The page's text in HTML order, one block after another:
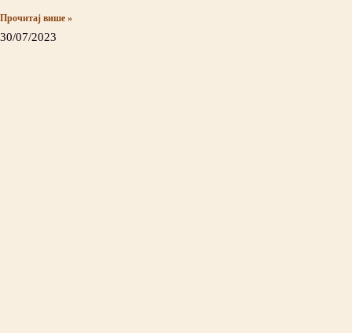
Прочитај више »
30/07/2023